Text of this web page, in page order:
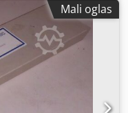
Mali oglas